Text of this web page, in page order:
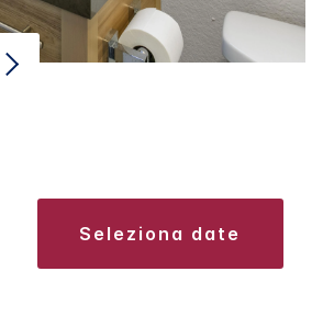
seleziona date